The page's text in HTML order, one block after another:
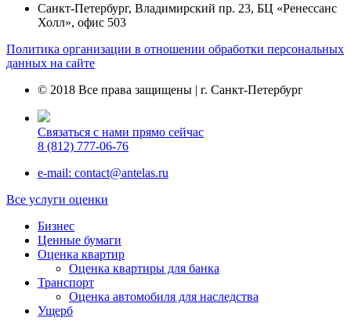
Санкт-Петербург, Владимирский пр. 23, БЦ «Ренессанс
Холл», офис 503
Политика организации в отношении обработки персональных
данных на сайте
© 2018 Все права защищены | г. Санкт-Петербург
Связаться с нами прямо сейчас
8 (812) 777-06-76
e-mail: contact@antelas.ru
Все услуги оценки
Бизнес
Ценные бумаги
Оценка квартир
Оценка квартиры для банка
Транспорт
Оценка автомобиля для наследства
Ущерб